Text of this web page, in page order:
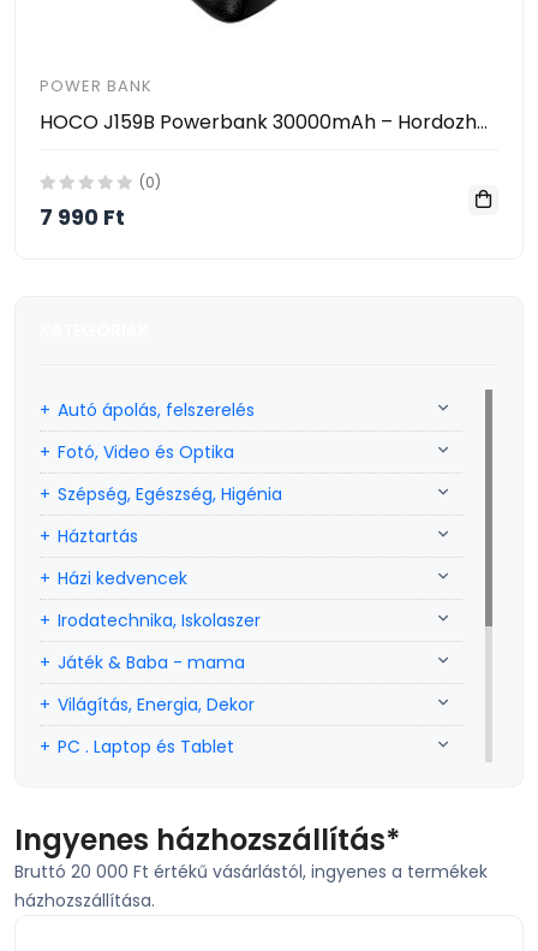
POWER BANK
HOCO J159B Powerbank 30000mAh – Hordozható Gyorstöltő PD/QC Támogatással, 22.5W, 2×USB + Type-C
(0)
7 990 Ft
Autó ápolás, felszerelés
Fotó, Video és Optika
Szépség, Egészség, Higénia
Háztartás
Házi kedvencek
Irodatechnika, Iskolaszer
Játék & Baba - mama
Világítás, Energia, Dekor
PC . Laptop és Tablet
Szerszám, Barkácsolás
Telefon, Okos eszköz, GPS
Ingyenes házhozszállítás*
Bruttó 20 000 Ft értékű vásárlástól, ingyenes a termékek
házhozszállítása.